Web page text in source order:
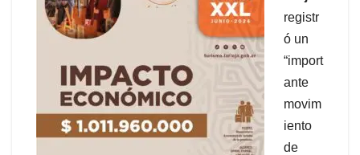
registr
ó un
“import
ante
movim
iento
de